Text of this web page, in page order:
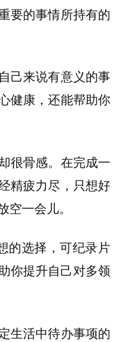
要的事情所持有的
己来说有意义的事
健康，还能帮助你
很骨感。在完成一
精疲力尽，只想好
一会儿。
的选择，可纪录片
你提升自己对多领
生活中待办事项的